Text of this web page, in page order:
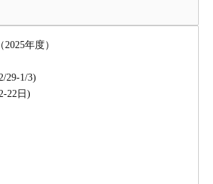
年度）
29-1/3)
22日)